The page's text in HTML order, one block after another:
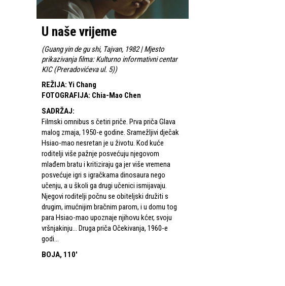
U naše vrijeme
(Guang yin de gu shi, Tajvan, 1982 | Mjesto
prikazivanja filma: Kulturno informativni centar
KIC (Preradovićeva ul. 5))
REŽIJA: Yi Chang
FOTOGRAFIJA: Chia-Mao Chen
SADRŽAJ:
Filmski omnibus s četiri priče. Prva priča Glava
malog zmaja, 1950-e godine. Sramežljivi dječak
Hsiao-mao nesretan je u životu. Kod kuće
roditelji više pažnje posvećuju njegovom
mlađem bratu i kritiziraju ga jer više vremena
posvećuje igri s igračkama dinosaura nego
učenju, a u školi ga drugi učenici ismijavaju.
Njegovi roditelji počnu se obiteljski družiti s
drugim, imućnijim bračnim parom, i u domu tog
para Hsiao-mao upoznaje njihovu kćer, svoju
vršnjakinju… Druga priča Očekivanja, 1960-e
godi...
BOJA, 110'